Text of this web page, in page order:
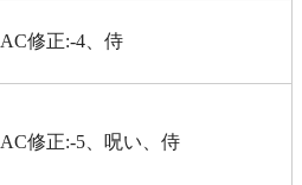
AC修正:-4、侍
AC修正:-5、呪い、侍